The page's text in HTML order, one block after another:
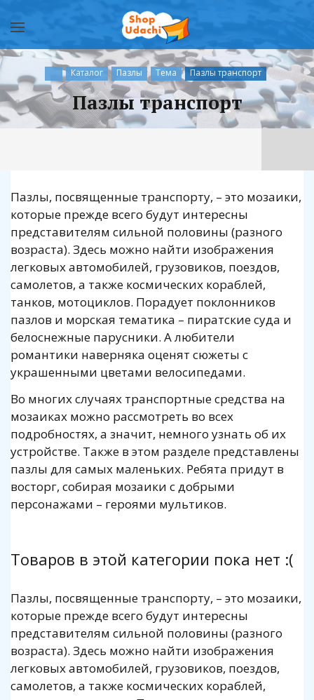
Каталог Пазлы Тема Пазлы транспорт
Пазлы транспорт
Пазлы, посвященные транспорту, – это мозаики,
которые прежде всего будут интересны
представителям сильной половины (разного
возраста). Здесь можно найти изображения
легковых автомобилей, грузовиков, поездов,
самолетов, а также космических кораблей,
танков, мотоциклов. Порадует поклонников
пазлов и морская тематика – пиратские суда и
белоснежные парусники. А любители
романтики наверняка оценят сюжеты с
украшенными цветами велосипедами.
Во многих случаях транспортные средства на
мозаиках можно рассмотреть во всех
подробностях, а значит, немного узнать об их
устройстве. Также в этом разделе представлены
пазлы для самых маленьких. Ребята придут в
восторг, собирая мозаики с добрыми
персонажами – героями мультиков.
Товаров в этой категории пока нет :(
Пазлы, посвященные транспорту, – это мозаики,
которые прежде всего будут интересны
представителям сильной половины (разного
возраста). Здесь можно найти изображения
легковых автомобилей, грузовиков, поездов,
самолетов, а также космических кораблей,